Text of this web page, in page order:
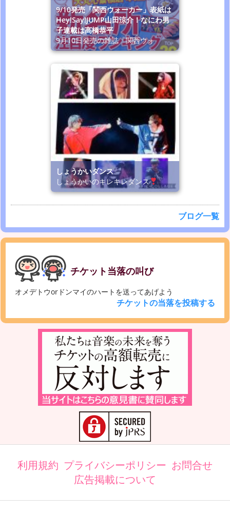
9/10発売「関西ウォーカー」表紙は
Hey!Say!JUMP山田涼介！なにわ男
子連載は高橋恭平
9月10日発売の雑誌「関西ウォ
しょうかいダンス
しょうかいのキレキレダンス
ブログ一覧
チケット当落の叫び
オメデトウorドンマイのハートを送ってあげよう
チケットの当落を投稿する
利用規約 プライバシーポリシー お問合せ
広告掲載について